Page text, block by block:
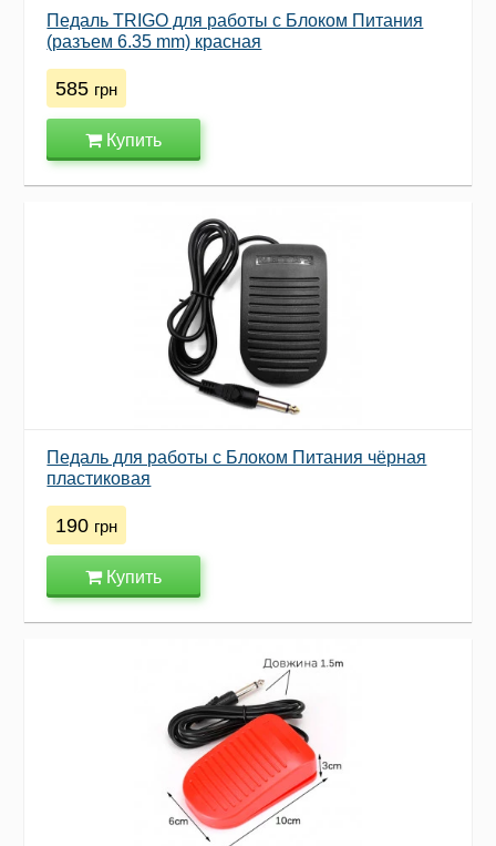
Педаль TRIGO для работы с Блоком Питания
(разъем 6.35 mm) красная
585 грн
Купить
Педаль для работы с Блоком Питания чёрная
пластиковая
190 грн
Купить